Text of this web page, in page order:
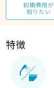
初期費用が
知りたい
特徴